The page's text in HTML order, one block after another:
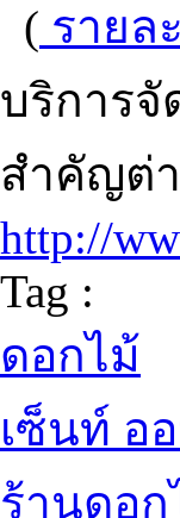
( รายล
บริการ
สำคัญต่า
http://
Tag :
ดอกไม้
เซ็นท์ อ
ร้านดอก